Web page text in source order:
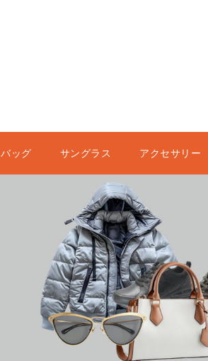
バッグ サングラス アクセサリー